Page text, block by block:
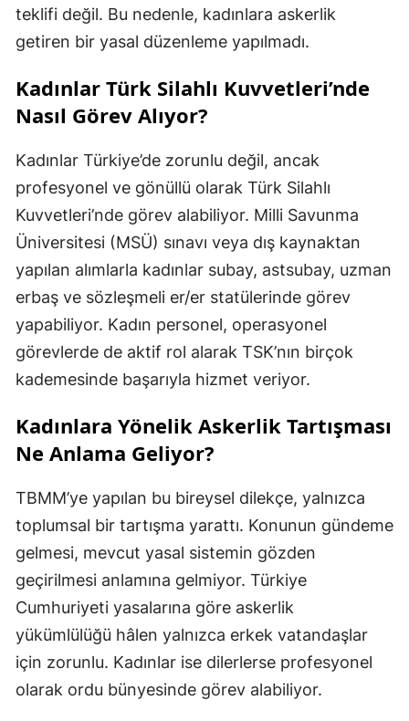
teklifi değil. Bu nedenle, kadınlara askerlik
getiren bir yasal düzenleme yapılmadı.
Kadınlar Türk Silahlı Kuvvetleri’nde
Nasıl Görev Alıyor?
Kadınlar Türkiye’de zorunlu değil, ancak
profesyonel ve gönüllü olarak Türk Silahlı
Kuvvetleri’nde görev alabiliyor. Milli Savunma
Üniversitesi (MSÜ) sınavı veya dış kaynaktan
yapılan alımlarla kadınlar subay, astsubay, uzman
erbaş ve sözleşmeli er/er statülerinde görev
yapabiliyor. Kadın personel, operasyonel
görevlerde de aktif rol alarak TSK’nın birçok
kademesinde başarıyla hizmet veriyor.
Kadınlara Yönelik Askerlik Tartışması
Ne Anlama Geliyor?
TBMM’ye yapılan bu bireysel dilekçe, yalnızca
toplumsal bir tartışma yarattı. Konunun gündeme
gelmesi, mevcut yasal sistemin gözden
geçirilmesi anlamına gelmiyor. Türkiye
Cumhuriyeti yasalarına göre askerlik
yükümlülüğü hâlen yalnızca erkek vatandaşlar
için zorunlu. Kadınlar ise dilerlerse profesyonel
olarak ordu bünyesinde görev alabiliyor.